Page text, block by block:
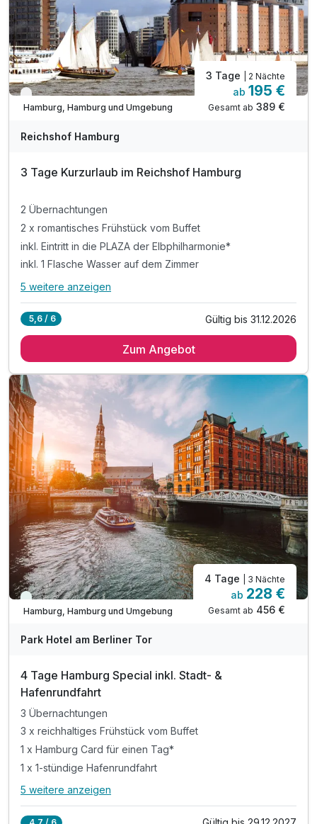
Verfügbar bis Dezember
Hamburg, Hamburg und Umgebung
3 Tage | 2 Nächte
ab 195 €
Gesamt ab 389 €
Reichshof Hamburg
3 Tage Kurzurlaub im Reichshof Hamburg
2 Übernachtungen
2 x romantisches Frühstück vom Buffet
inkl. Eintritt in die PLAZA der Elbphilharmonie*
inkl. 1 Flasche Wasser auf dem Zimmer
Alle Inklusivleistungen
2 x romantisches Frühstück vom Buffet
inkl. 1 Flasche Wasser auf dem Zimmer
inkl. Kaffee- und Teezubereitung im Zimmer
inkl. Informationsmaterial & Stadtplan
inkl. Kultur- und Citytax
inkl. Nutzung des Fitnessbereiches
inkl. W-Lan Nutzung
5 weitere anzeigen
5,6 / 6 Gültig bis 31.12.2026
Zum Angebot
Immer verfügbar
Hamburg, Hamburg und Umgebung
4 Tage | 3 Nächte
ab 228 €
Gesamt ab 456 €
Park Hotel am Berliner Tor
4 Tage Hamburg Special inkl. Stadt- &
Hafenrundfahrt
3 Übernachtungen
3 x reichhaltiges Frühstück vom Buffet
1 x Hamburg Card für einen Tag*
1 x 1-stündige Hafenrundfahrt
Alle Inklusivleistungen
5 weitere anzeigen